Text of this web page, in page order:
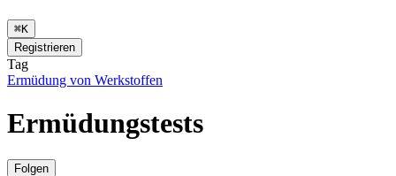
⌘K
Registrieren
Tag
Ermüdung von Werkstoffen
Ermüdungstests
Folgen